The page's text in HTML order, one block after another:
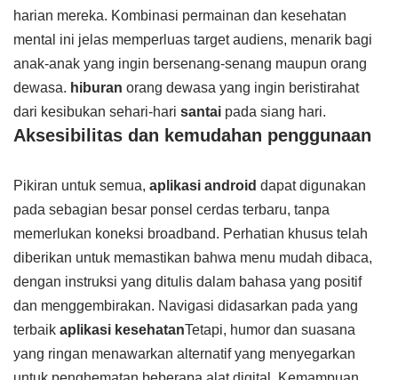
harian mereka. Kombinasi permainan dan kesehatan
mental ini jelas memperluas target audiens, menarik bagi
anak-anak yang ingin bersenang-senang maupun orang
dewasa. hiburan orang dewasa yang ingin beristirahat
dari kesibukan sehari-hari santai pada siang hari.
Aksesibilitas dan kemudahan penggunaan
Pikiran untuk semua, aplikasi android dapat digunakan
pada sebagian besar ponsel cerdas terbaru, tanpa
memerlukan koneksi broadband. Perhatian khusus telah
diberikan untuk memastikan bahwa menu mudah dibaca,
dengan instruksi yang ditulis dalam bahasa yang positif
dan menggembirakan. Navigasi didasarkan pada yang
terbaik aplikasi kesehatanTetapi, humor dan suasana
yang ringan menawarkan alternatif yang menyegarkan